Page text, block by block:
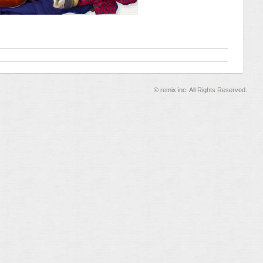
©remix inc. All Rights Reserved.